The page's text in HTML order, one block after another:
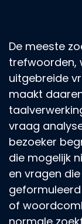
De meeste
trefwoorden,
uitgebreide
maakt
vraag
bezoeker
die mogelijk
en vragen
of